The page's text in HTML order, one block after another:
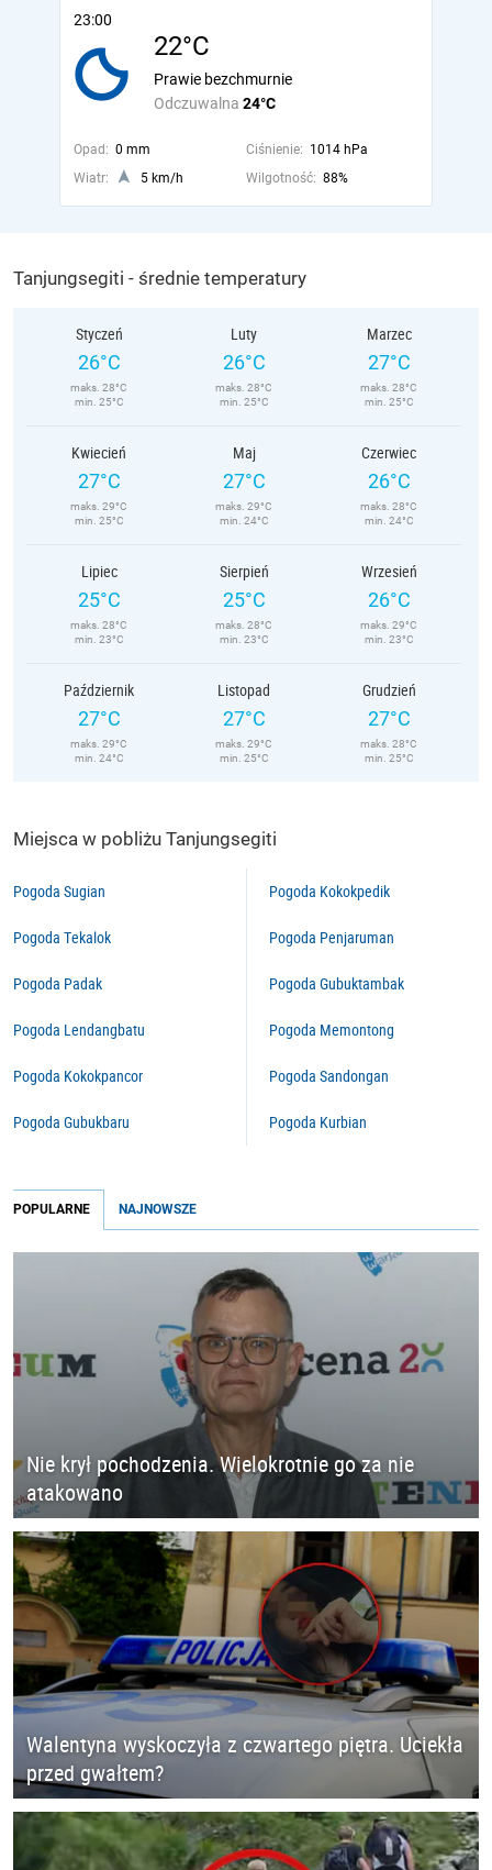
23:00
22°C
Odczuwalna 24°C
Prawie bezchmurnie
Opad: 0 mm Ciśnienie: 1014 hPa
Wiatr:
5 km/h Wilgotność: 88%
Tanjungsegiti - średnie temperatury
Styczeń
26°C
maks. 28°C
min. 25°C
Luty
26°C
maks. 28°C
min. 25°C
Marzec
27°C
maks. 28°C
min. 25°C
Kwiecień
27°C
maks. 29°C
min. 25°C
Maj
27°C
maks. 29°C
min. 24°C
Czerwiec
26°C
maks. 28°C
min. 24°C
Lipiec
25°C
maks. 28°C
min. 23°C
Sierpień
25°C
maks. 28°C
min. 23°C
Wrzesień
26°C
maks. 29°C
min. 23°C
Październik
27°C
maks. 29°C
min. 24°C
Listopad
27°C
maks. 29°C
min. 25°C
Grudzień
27°C
maks. 28°C
min. 25°C
Miejsca w pobliżu Tanjungsegiti
Pogoda Sugian
Pogoda Tekalok
Pogoda Padak
Pogoda Lendangbatu
Pogoda Kokokpancor
Pogoda Gubukbaru
Pogoda Kokokpedik
Pogoda Penjaruman
Pogoda Gubuktambak
Pogoda Memontong
Pogoda Sandongan
Pogoda Kurbian
POPULARNE NAJNOWSZE
Nie krył pochodzenia. Wielokrotnie go za nie
atakowano
Walentyna wyskoczyła z czwartego piętra. Uciekła
przed gwałtem?